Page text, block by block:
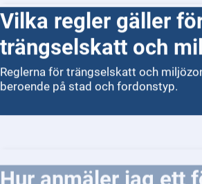
Vilka regler gäller för
trängselskatt och
Reglerna för trängselskatt och
beroende på stad och fordonstyp.
körkort eller en